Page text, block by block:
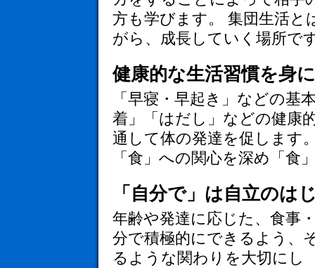
方も学びます。 集団生活と
がら、成長していく場所で
健康的な生活習慣を身
「早寝・早起き」などの基
着」「はだし」などの健康
通して体の発達を促します
「食」への関心を深め「食
「自分で」は自立のは
年齢や発達に応じた、食事
分で積極的にできるよう、
るような関わりを大切にし